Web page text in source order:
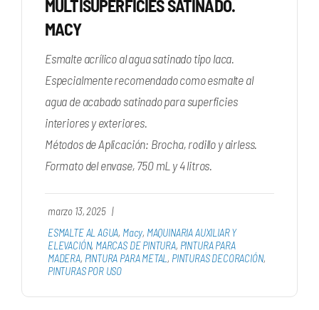
MULTISUPERFICIES SATINADO.
MACY
Esmalte acrílico al agua satinado tipo laca.
Especialmente recomendado como esmalte al
agua de acabado satinado para superficies
interiores y exteriores.
Métodos de Aplicación: Brocha, rodillo y airless.
Formato del envase, 750 mL y 4 litros.
marzo 13, 2025 |
ESMALTE AL AGUA, Macy, MAQUINARIA AUXILIAR Y
ELEVACIÓN, MARCAS DE PINTURA, PINTURA PARA
MADERA, PINTURA PARA METAL , PINTURAS DECORACIÓN,
PINTURAS POR USO